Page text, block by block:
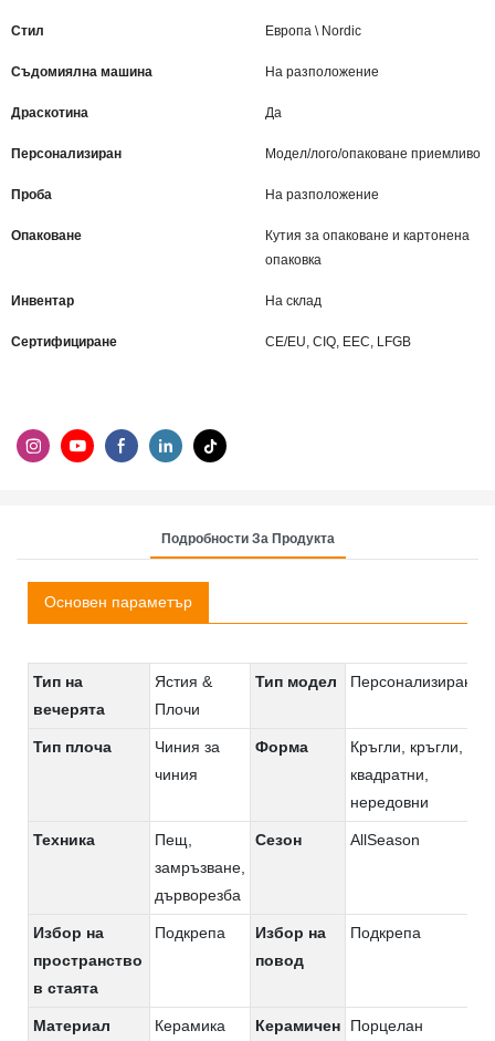
Стил Европа \ Nordic
Съдомиялна машина На разположение
Драскотина Да
Персонализиран Модел/лого/опаковане приемливо
Проба На разположение
Опаковане
Кутия за опаковане и картонена
опаковка
Инвентар На склад
Сертифициране CE/EU, CIQ, EEC, LFGB
Подробности За Продукта
Основен параметър
Тип на
вечерята
Ястия &
Плочи
Тип модел Персонализиран
Тип плоча
Чиния за
чиния
Форма
Кръгли, кръгли,
квадратни,
нередовни
Техника
Пещ,
замръзване,
дърворезба
Сезон AllSeason
Избор на
пространство
в стаята
Подкрепа
Избор на
повод
Подкрепа
Материал Керамика
Керамичен
Порцелан